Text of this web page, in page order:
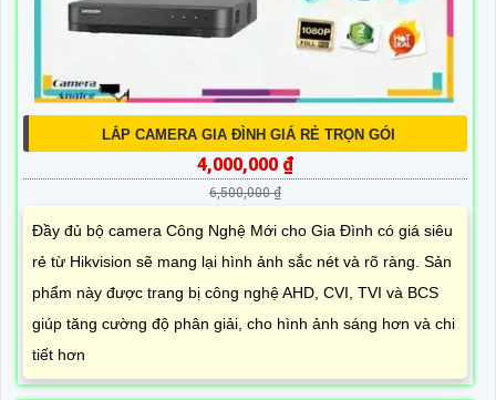
LẮP CAMERA GIA ĐÌNH GIÁ RẺ TRỌN GÓI
4,000,000 ₫
6,500,000 ₫
Đầy đủ bộ camera Công Nghệ Mới cho Gia Đình có giá siêu
rẻ từ Hikvision sẽ mang lại hình ảnh sắc nét và rõ ràng. Sản
phẩm này được trang bị công nghệ AHD, CVI, TVI và BCS
giúp tăng cường độ phân giải, cho hình ảnh sáng hơn và chi
tiết hơn